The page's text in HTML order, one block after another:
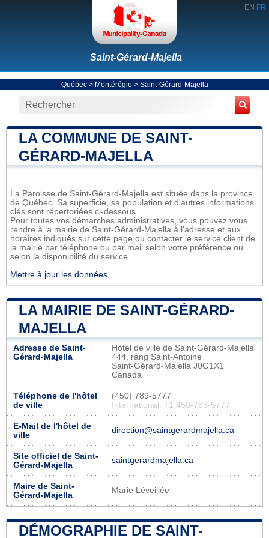
EN FR
Saint-Gérard-Majella
Québec> Montérégie > Saint-Gérard-Majella
LA COMMUNE DE SAINT-
GÉRARD-MAJELLA
La Paroisse de Saint-Gérard-Majella est située dans la province
de Québec. Sa superficie, sa population et d'autres informations
clés sont répertoriées ci-dessous.
Pour toutes vos démarches administratives, vous pouvez vous
rendre à la mairie de Saint-Gérard-Majella à l'adresse et aux
horaires indiqués sur cette page ou contacter le service client de
la mairie par téléphone ou par mail selon votre préférence ou
selon la disponibilité du service.
Mettre à jour les données
LA MAIRIE DE SAINT-GÉRARD-
MAJELLA
Adresse de Saint-
Gérard-Majella
Hôtel de ville de Saint-Gérard-Majella
444, rang Saint-Antoine
Saint-Gérard-Majella J0G1X1
Canada
Téléphone de l'hôtel
de ville
(450) 789-5777
International: +1 450-789-5777
E-Mail de l'hôtel de
ville
direction@saintgerardmajella.ca
Site officiel de Saint-
Gérard-Majella
saintgerardmajella.ca
Maire de Saint-
Gérard-Majella
Marie Léveillée
DÉMOGRAPHIE DE SAINT-